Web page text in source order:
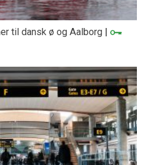
til dansk ø og Aalborg |